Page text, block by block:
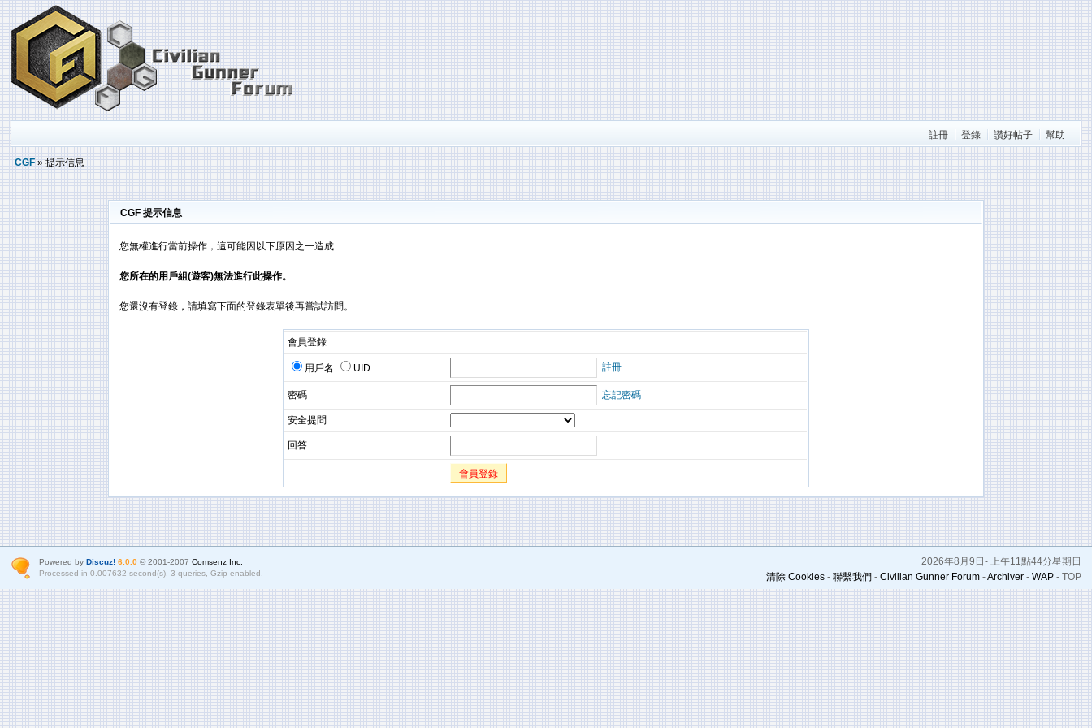
註冊 登錄 讚好帖子 幫助
CGF» 提示信息
CGF 提示信息
您無權進行當前操作，這可能因以下原因之一造成
您所在的用戶組(遊客)無法進行此操作。
您還沒有登錄，請填寫下面的登錄表單後再嘗試訪問。
會員登錄
用戶名 UID 註冊
密碼 忘記密碼
安全提問
回答
會員登錄
2026年8月9日- 上午11點44分星期日
清除 Cookies- 聯繫我們 - Civilian Gunner Forum-Archiver- WAP- TOP
Powered byDiscuz! 6.0.0 © 2001-2007Comsenz Inc.
Processed in 0.007632 second(s), 3 queries, Gzip enabled.